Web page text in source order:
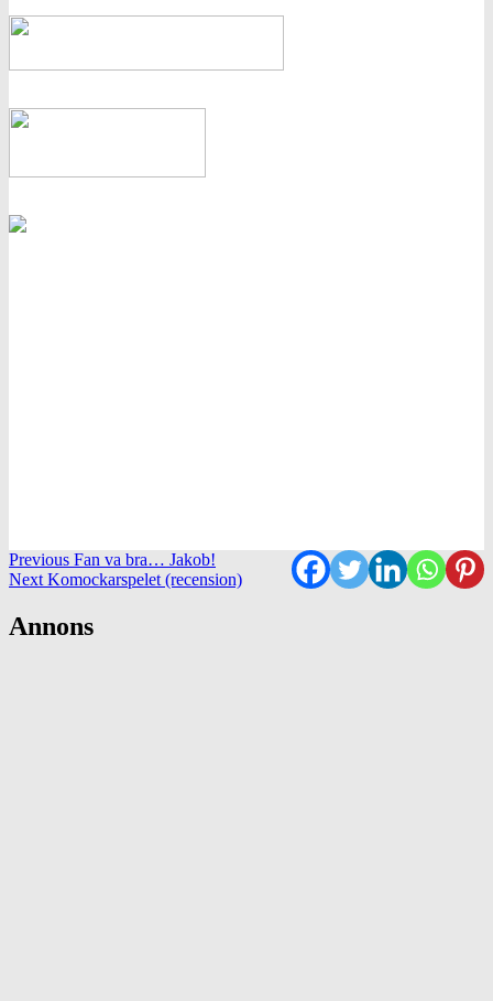
Continue
Reading
Previous Fan va bra… Jakob!
Next Komockarspelet (recension)
Annons